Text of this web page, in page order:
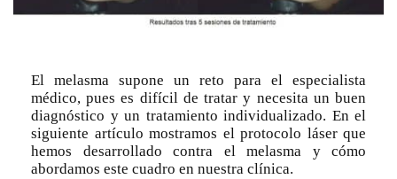
El melasma supone un reto para el especialista
médico, pues es difícil de tratar y necesita un buen
diagnóstico y un tratamiento individualizado. En el
siguiente artículo mostramos el protocolo láser que
hemos desarrollado contra el melasma y cómo
abordamos este cuadro en nuestra clínica.